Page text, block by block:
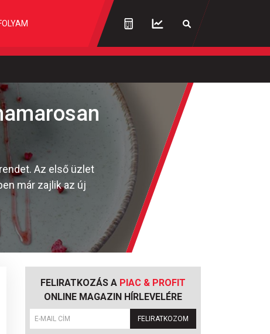
Az első üzlet
már zajlik az új
FELIRATKOZÁS A PIAC & PROFIT
ONLINE MAGAZIN HÍRLEVELÉRE
FELIRATKOZOM